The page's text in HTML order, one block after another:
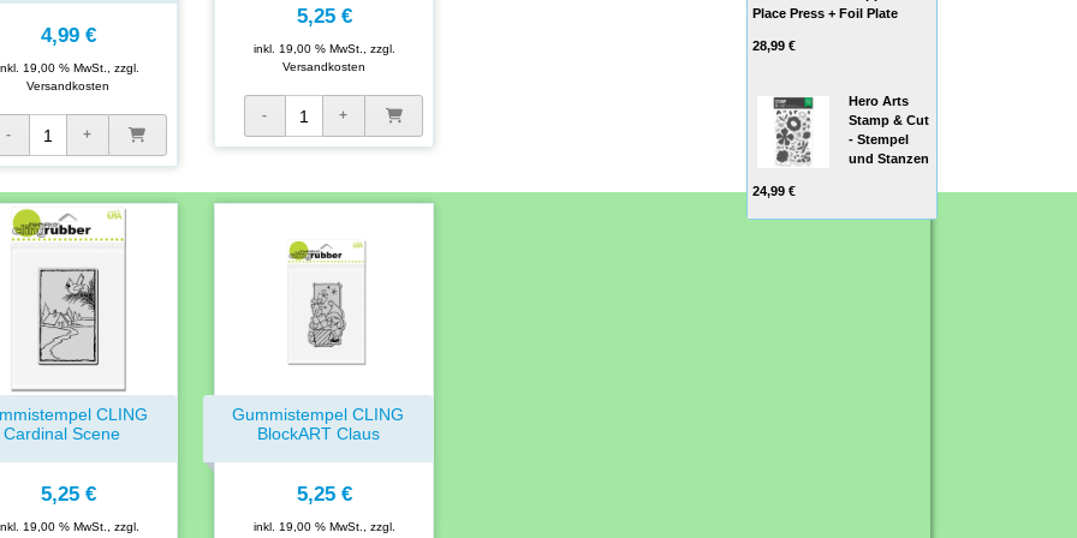
4,99 €
19,00 % MwSt., zzgl.
Versandkosten
5,25 €
inkl. 19,00 % MwSt., zzgl.
Versandkosten
CLING
Cardinal Scene
5,25 €
19,00 % MwSt., zzgl.
Gummistempel CLING
BlockART Claus
5,25 €
inkl. 19,00 % MwSt., zzgl.
Place Press + Foil Plate
28,99 €
Hero Arts
Stamp & Cut
- Stempel
und Stanzen
24,99 €